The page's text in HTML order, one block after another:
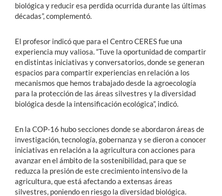
biológica y reducir esa perdida ocurrida durante las últimas
décadas”, complementó.
El profesor indicó que para el Centro CERES fue una
experiencia muy valiosa. “Tuve la oportunidad de compartir
en distintas iniciativas y conversatorios, donde se generan
espacios para compartir experiencias en relación a los
mecanismos que hemos trabajado desde la agroecología
para la protección de las áreas silvestres y la diversidad
biológica desde la intensificación ecológica”, indicó.
En la COP-16 hubo secciones donde se abordaron áreas de
investigación, tecnología, gobernanza y se dieron a conocer
iniciativas en relación a la agricultura con acciones para
avanzar en el ámbito de la sostenibilidad, para que se
reduzca la presión de este crecimiento intensivo de la
agricultura, que está afectando a extensas áreas
silvestres, poniendo en riesgo la diversidad biológica.